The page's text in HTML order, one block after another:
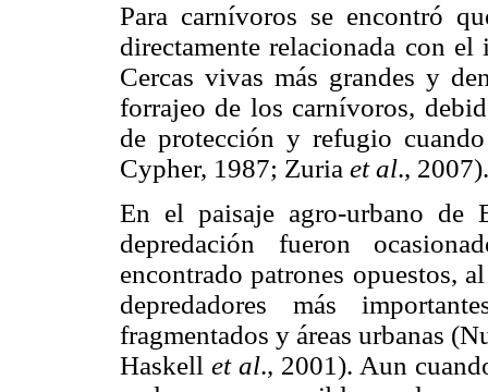
Para carnívoros se encontró
directamente relacionada con
Cercas vivas más grandes y
forrajeo de los carnívoros,
de protección y refugio
Cypher, 1987; Zuria et al., 2007).
En el paisaje agro-urbano de
depredación fueron
encontrado patrones opuestos,
depredadores más
fragmentados y áreas urbanas
Haskell et al., 2001). Aun